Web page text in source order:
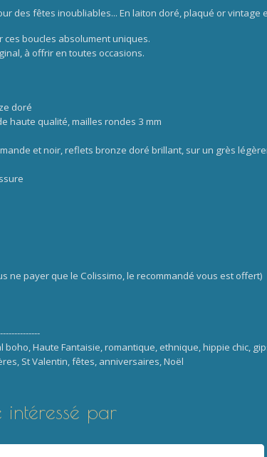
des fêtes inoubliables... En laiton doré, plaqué or vintage
ces boucles absolument uniques.
à offrir en toutes occasions.
doré
haute qualité, mailles rondes 3 mm
et noir, reflets bronze doré brillant, sur un grès
ne payer que le Colissimo, le recommandé vous est offert)
Haute Fantaisie, romantique, ethnique, hippie chic,
St Valentin, fêtes, anniversaires, Noël
intéressé par